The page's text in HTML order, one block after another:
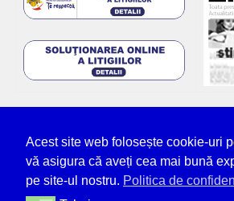
Acest site web folosește cookie-uri
vă asigura că aveți cea mai bună
pe site-ul nostru. Politica de